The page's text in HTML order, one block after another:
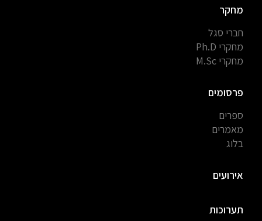
מחקר
חברי סגל
מחקרי Ph.D
מחקרי M.Sc
פרסומים
ספרים
מאמרים
בלוג
אירועים
תערוכות